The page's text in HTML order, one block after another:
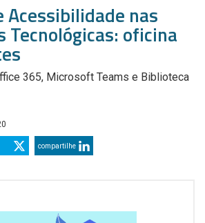
Acessibilidade nas
Tecnológicas: oficina
365, Microsoft Teams e Biblioteca
compartilhe